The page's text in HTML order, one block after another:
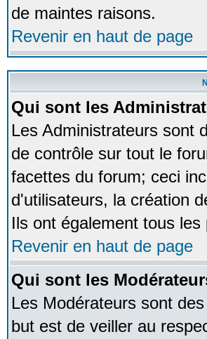
de maintes raisons.
Revenir en haut de page
Qui sont les
Les Administrateurs sont
de contrôle sur tout le
facettes du forum; ceci
d'utilisateurs, la création
Ils ont également tous
Revenir en haut de page
Qui sont les
Les Modérateurs sont
but est de veiller au